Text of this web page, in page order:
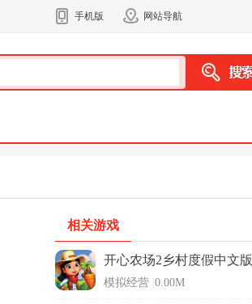
手机版 网站导航
相关游戏
开心农场2乡村度假中文版
模拟经营 0.00M